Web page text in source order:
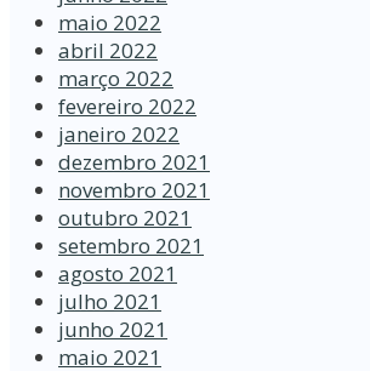
maio 2022
abril 2022
março 2022
fevereiro 2022
janeiro 2022
dezembro 2021
novembro 2021
outubro 2021
setembro 2021
agosto 2021
julho 2021
junho 2021
maio 2021